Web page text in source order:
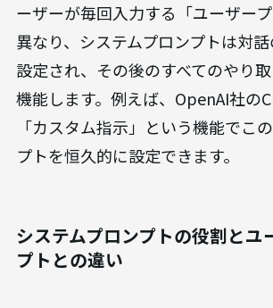
ーザーが毎回入力する「ユーザー
異なり、システムプロンプトは対
設定され、その後のすべてのやり
機能します。例えば、OpenAI社の
「カスタム指示」という機能でこ
プトを恒久的に設定できます。
システムプロンプトの役割とユ
プトとの違い